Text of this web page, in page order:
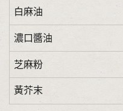
白麻油
濃口醬油
芝麻粉
黃芥末